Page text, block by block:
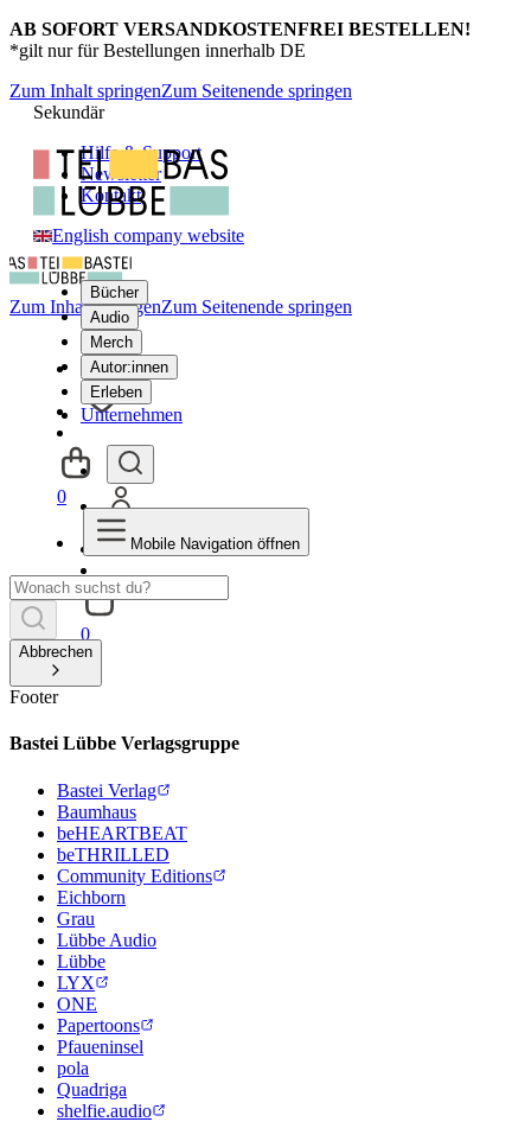
AB SOFORT VERSANDKOSTENFREI BESTELLEN!
*gilt nur für Bestellungen innerhalb DE
Zum Inhalt springenZum Seitenende springen
Sekundär
Hilfe & Support
Newsletter
Kontakt
English company website
Bücher
Audio
Merch
Autor:innen
Erleben
Unternehmen
0
Zum Inhalt springenZum Seitenende springen
0
Mobile Navigation öffnen
Abbrechen
Footer
Bastei Lübbe Verlagsgruppe
Bastei Verlag
Baumhaus
beHEARTBEAT
beTHRILLED
Community Editions
Eichborn
Grau
Lübbe Audio
Lübbe
LYX
ONE
Papertoons
Pfaueninsel
pola
Quadriga
shelfie.audio